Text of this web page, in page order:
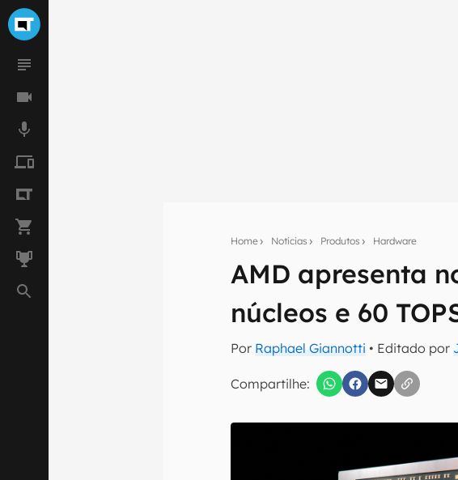
Home Notícias Produtos Hardware
AMD apresenta
núcleos e 60
Por Raphael Giannotti • Editado por
Compartilhe:
Seu resumo
Assine a newsletter do